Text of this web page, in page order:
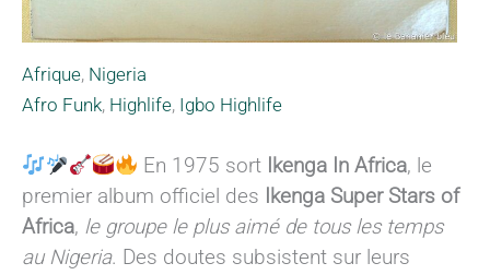
Afrique, Nigeria
Afro Funk, Highlife, Igbo Highlife
En 1975 sort Ikenga In Africa, le
premier album officiel des
Ikenga Super Stars of
Africa, le groupe le plus aimé de tous les temps
au Nigeria. Des doutes subsistent sur leurs